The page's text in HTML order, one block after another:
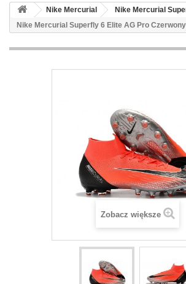
Nike Mercurial Nike Mercurial
Nike Mercurial Superfly 6 Elite AG Pro
Zobacz większe